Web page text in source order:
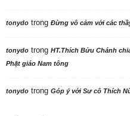
tonydo trong Đừng vô cảm với các
tonydo trong HT.Thích Bửu Chánh
Phật giáo Nam tông
tonydo trong Góp ý với Sư cô Thích